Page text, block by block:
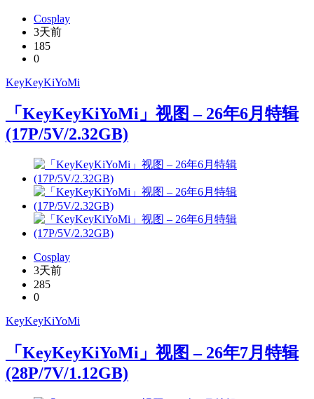
Cosplay
3天前
185
0
KeyKeyKiYoMi
「KeyKeyKiYoMi」视图 – 26年6月特辑
(17P/5V/2.32GB)
Cosplay
3天前
285
0
KeyKeyKiYoMi
「KeyKeyKiYoMi」视图 – 26年7月特辑
(28P/7V/1.12GB)